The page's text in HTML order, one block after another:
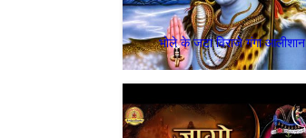
भोले के जटा विराजे गंगा आलीशान